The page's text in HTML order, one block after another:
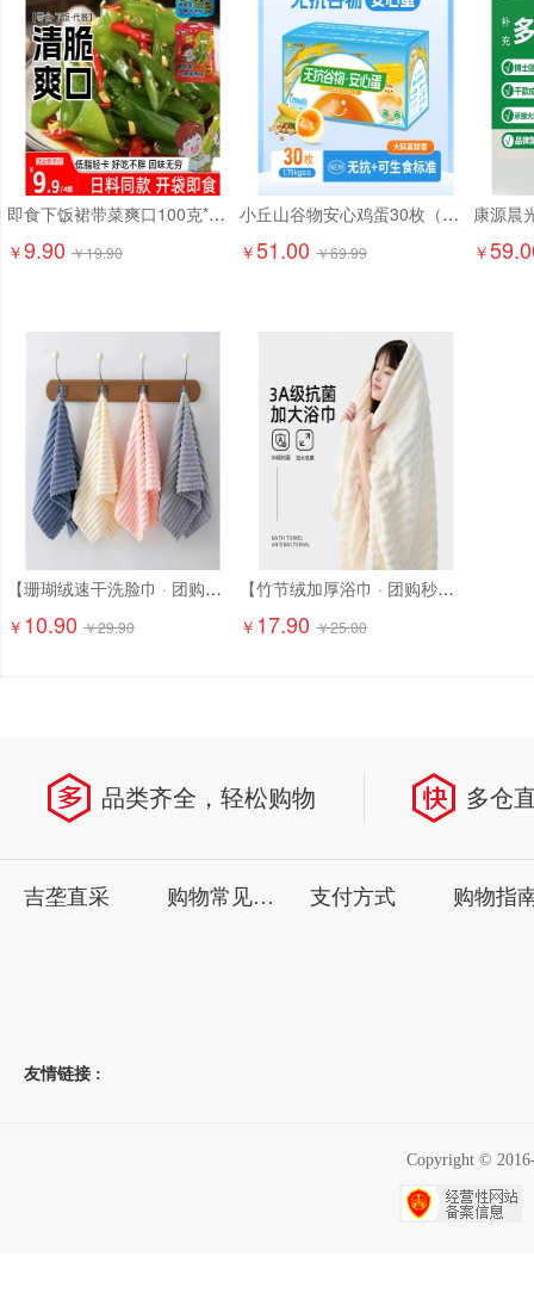
即食下饭裙带菜爽口100克*6袋9.9元精选大连海藻 日料店同款！
￥9.90 ￥19.90
小丘山谷物安心鸡蛋30枚（京东配送上门）
￥51.00 ￥69.99 ￥
【珊瑚绒速干洗脸巾 · 团购特惠】10.9元抢6条！ 超柔软珊瑚绒，吸水强、速干不闷味，洗脸/卸妆/擦手都超舒服
￥ 10.90 ￥29.90
【竹节绒加厚浴巾 · 团购秒杀】17.9元抢2条！ 成人加大加厚，吸水快、超柔软！
￥ 17.90 ￥25.00
品类齐全，轻松购物 多仓
吉垄直采 购物常见问题 支付方式 购物指
友情链接 :
Copyright ©